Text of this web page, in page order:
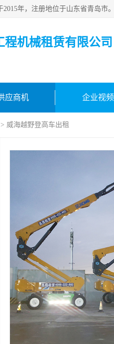
程机械租赁有限公司
应商机 企业视频
> 威海越野登高车出租